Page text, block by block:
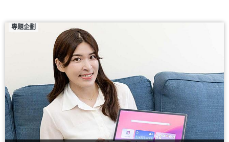
專題企劃